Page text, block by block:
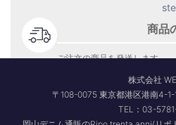
商品
ご注文の商品を発送します。
株式会社
〒108-0075 東京都港区港南4-
TEL：03-